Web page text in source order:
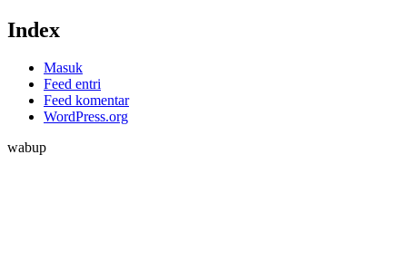
Index
Masuk
Feed entri
Feed komentar
WordPress.org
wabup